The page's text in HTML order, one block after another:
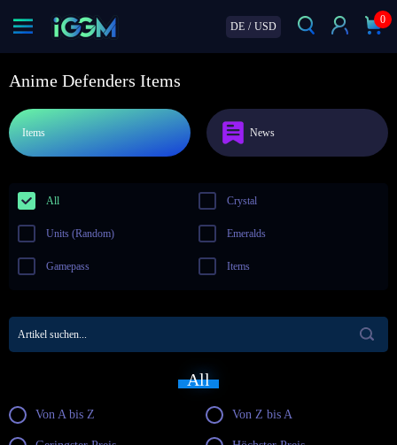
DE / USD
0
Anime Defenders Items
Items News
All Crystal
Units (Random) Emeralds
Gamepass Items
All
Von A bis Z Von Z bis A